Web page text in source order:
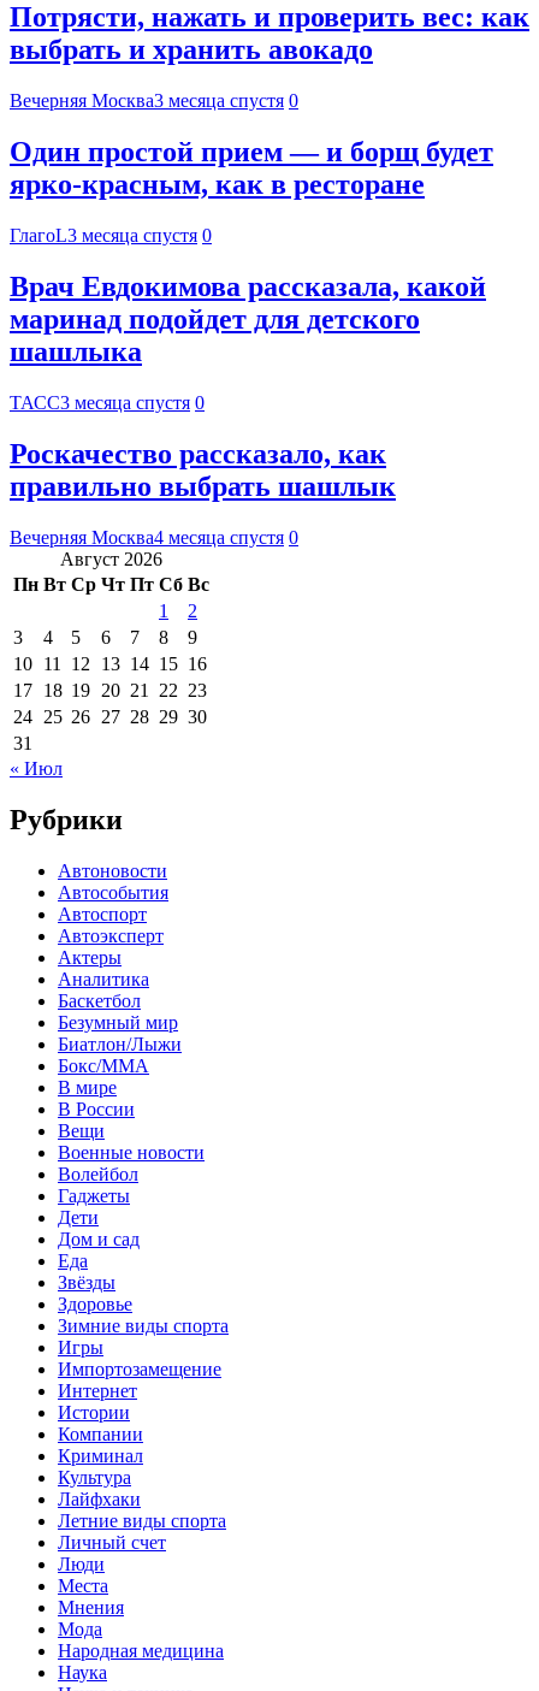
Потрясти, нажать и проверить вес: как
выбрать и хранить авокадо
Вечерняя Москва3 месяца спустя 0
Один простой прием — и борщ будет
ярко-красным, как в ресторане
ГлагоL3 месяца спустя 0
Врач Евдокимова рассказала, какой
маринад подойдет для детского
шашлыка
ТАСС3 месяца спустя 0
Роскачество рассказало, как
правильно выбрать шашлык
Вечерняя Москва4 месяца спустя 0
Август 2026
Пн Вт Ср Чт Пт Сб Вс
1
2
3
4 5 6 7 8
9
10 11 12 13 14 15 16
17 18 19 20 21 22 23
24 25 26 27 28 29 30
31
« Июл
Рубрики
Автоновости
Автособытия
Автоспорт
Автоэксперт
Актеры
Аналитика
Баскетбол
Безумный мир
Биатлон/Лыжи
Бокс/MMA
В мире
В России
Вещи
Военные новости
Волейбол
Гаджеты
Дети
Дом и сад
Еда
Звёзды
Здоровье
Зимние виды спорта
Игры
Импортозамещение
Интернет
Истории
Компании
Криминал
Культура
Лайфхаки
Летние виды спорта
Личный счет
Люди
Места
Мнения
Мода
Народная медицина
Наука